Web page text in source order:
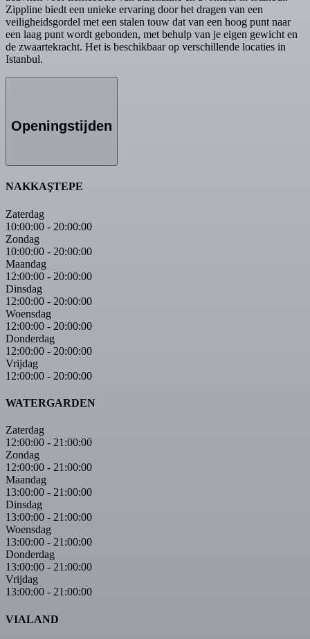
Zippline biedt een unieke ervaring door het dragen van een
veiligheidsgordel met een stalen touw dat van een hoog punt naar
een laag punt wordt gebonden, met behulp van je eigen gewicht en
de zwaartekracht. Het is beschikbaar op verschillende locaties in
Istanbul.
Openingstijden
NAKKAŞTEPE
Zaterdag
10:00:00 - 20:00:00
Zondag
10:00:00 - 20:00:00
Maandag
12:00:00 - 20:00:00
Dinsdag
12:00:00 - 20:00:00
Woensdag
12:00:00 - 20:00:00
Donderdag
12:00:00 - 20:00:00
Vrijdag
12:00:00 - 20:00:00
WATERGARDEN
Zaterdag
12:00:00 - 21:00:00
Zondag
12:00:00 - 21:00:00
Maandag
13:00:00 - 21:00:00
Dinsdag
13:00:00 - 21:00:00
Woensdag
13:00:00 - 21:00:00
Donderdag
13:00:00 - 21:00:00
Vrijdag
13:00:00 - 21:00:00
VIALAND